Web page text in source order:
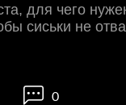
для чего
сиськи не
0